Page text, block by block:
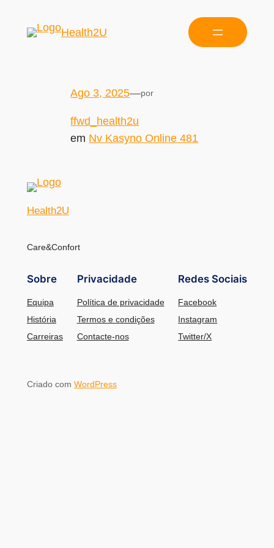
Health2U
Ago 3, 2025—por
ffwd_health2u
em Nv Kasyno Online 481
Health2U
Care&Confort
Sobre
Equipa
História
Carreiras
Privacidade
Política de privacidade
Termos e condições
Contacte-nos
Redes Sociais
Facebook
Instagram
Twitter/X
Criado com WordPress